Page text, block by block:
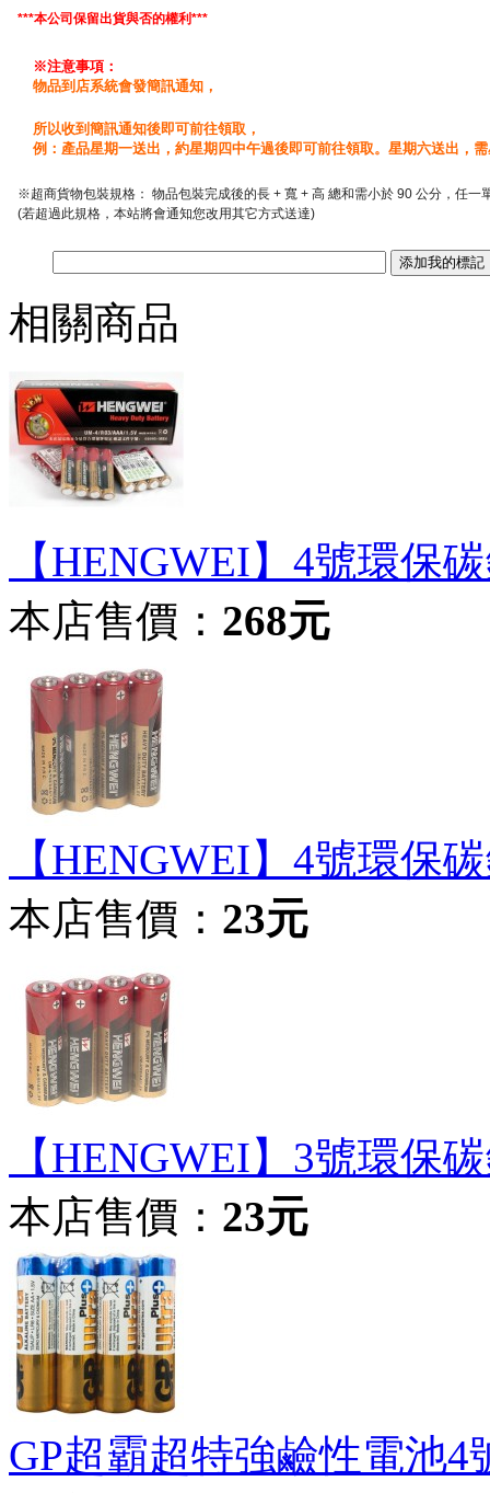
***本公司保留出貨與否的權利***
※注意事項：
物品到店系統會發簡訊通知，
所以收到簡訊通知後即可前往領取，
例：產品星期一送出，約星期四中午過後即可前往領取。星期六送出，
※超商貨物包裝規格： 物品包裝完成後的長 + 寬 + 高 總和需小於 90 公分，任一
(若超過此規格，本站將會通知您改用其它方式送達)
相關商品
【HENGWEI】4號環保
本店售價： 268元
【HENGWEI】4號環保
本店售價： 23元
【HENGWEI】3號環保
本店售價： 23元
GP超霸超特強鹼性電池4